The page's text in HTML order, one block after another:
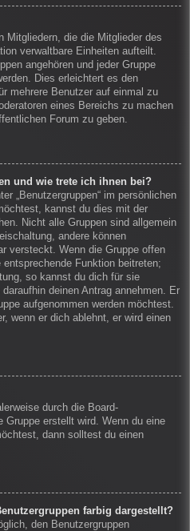
Mitgliedern, die die Mitglieder des
verwaltbare Einheiten aufteilt.
angehören und jeder Gruppe
Dies erleichtert es den
mehrere Benutzer auf einmal zu
eines Bereichs zu machen
Forum zu geben.
und wie trete ich ihnen bei?
„Benutzergruppen“ im persönlichen
kannst du dies mit der
Nicht alle Gruppen sind allgemein
andere können
versteckt. Wenn die Gruppe offen
Funktion beitreten;
so kannst du dich für sie
deinen Antrag annehmen. Er
aufgenommen werden möchtest.
wenn er dich ablehnt, er wird einen
durch die Board-
erstellt wird. Wenn du eine
dann solltest du einen
farbig dargestellt?
den Benutzergruppen